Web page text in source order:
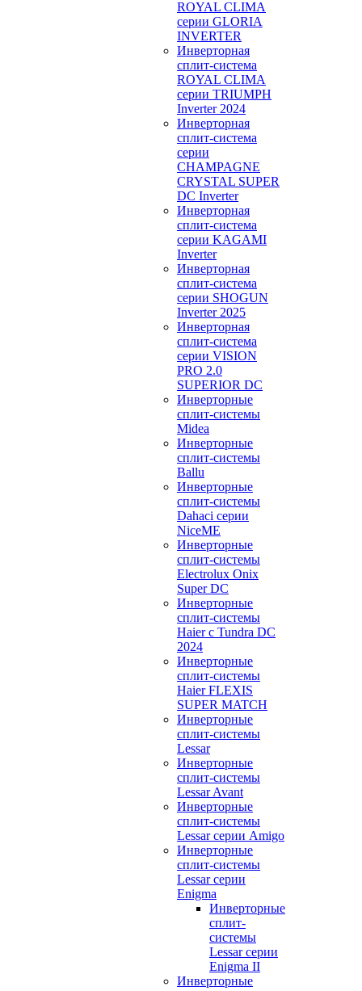
ROYAL CLIMA
серии GLORIA
INVERTER
Инверторная
сплит-система
ROYAL CLIMA
серии TRIUMPH
Inverter 2024
Инверторная
сплит-система
серии
CHAMPAGNE
CRYSTAL SUPER
DC Inverter
Инверторная
сплит-система
серии KAGAMI
Inverter
Инверторная
сплит-система
серии SHOGUN
Inverter 2025
Инверторная
сплит-система
серии VISION
PRO 2.0
SUPERIOR DC
Инверторные
сплит-системы
Midea
Инверторные
сплит-системы
Ballu
Инверторные
сплит-системы
Dahaci серии
NiceME
Инверторные
сплит-системы
Electrolux Onix
Super DC
Инверторные
сплит-системы
Haier c Tundra DC
2024
Инверторные
сплит-системы
Haier FLEXIS
SUPER MATCH
Инверторные
сплит-системы
Lessar
Инверторные
сплит-системы
Lessar Avant
Инверторные
сплит-системы
Lessar серии Amigo
Инверторные
сплит-системы
Lessar серии
Enigma
Инверторные
сплит-
системы
Lessar серии
Enigma II
Инверторные